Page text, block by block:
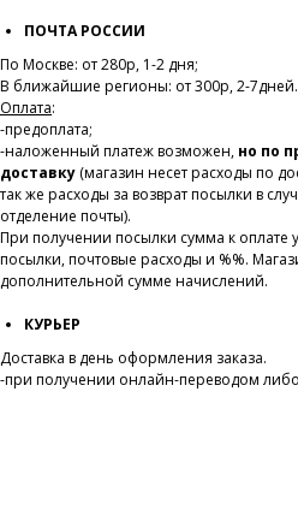
ПОЧТА РОССИИ
По Москве: от 280р, 1-2 дня;
В ближайшие регионы: от 300р, 2-7дней.
Оплата:
-предоплата;
-наложенный платеж возможен, но по
доставку (магазин несет расходы по
так же расходы за возврат посылки в
отделение почты).
При получении посылки сумма к оплате
посылки, почтовые расходы и %%.
дополнительной сумме начислений.
КУРЬЕР
Доставка в день оформления заказа.
-при получении онлайн-переводом